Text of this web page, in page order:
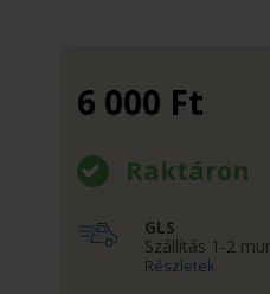
6 000 Ft
Raktáron
GLS
Szállítás 1-2
Részletek